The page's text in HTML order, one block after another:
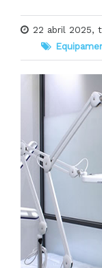
22 abril 2025,